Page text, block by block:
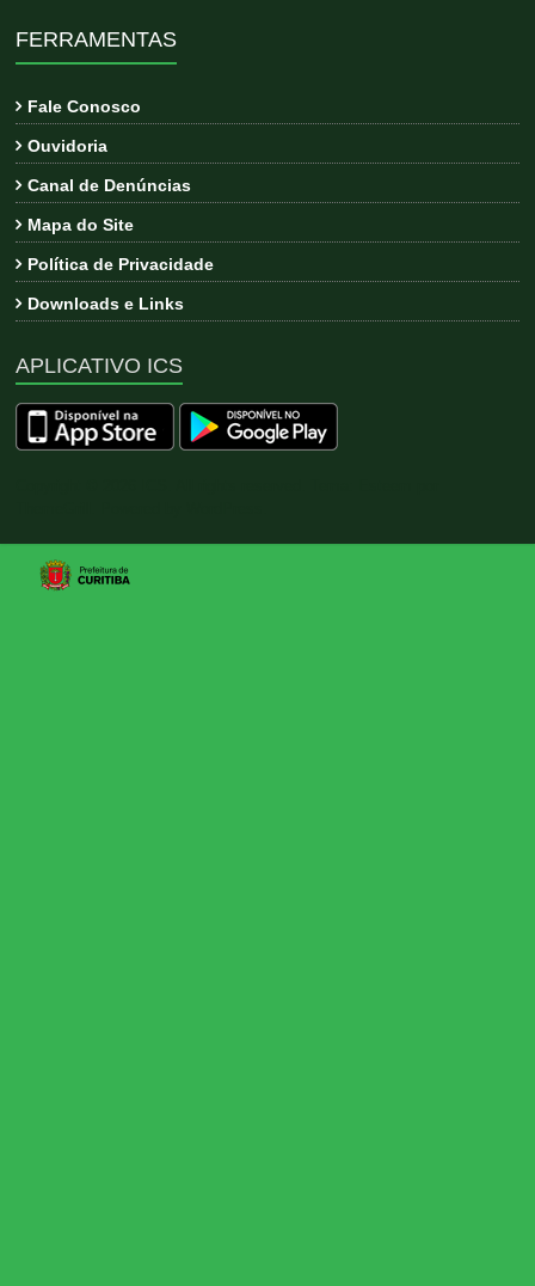
FERRAMENTAS
Fale Conosco
Ouvidoria
Canal de Denúncias
Mapa do Site
Política de Privacidade
Downloads e Links
APLICATIVO ICS